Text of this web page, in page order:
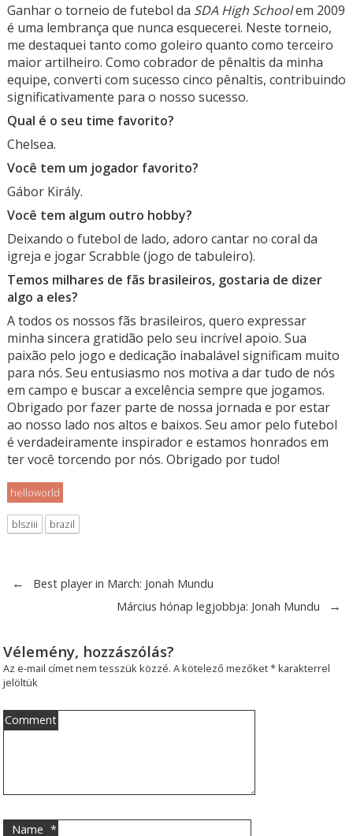
Ganhar o torneio de futebol da SDA High Schoolem 2009
é uma lembrança que nunca esquecerei. Neste torneio,
me destaquei tanto como goleiro quanto como terceiro
maior artilheiro. Como cobrador de pênaltis da minha
equipe, converti com sucesso cinco pênaltis, contribuindo
significativamente para o nosso sucesso.
Qual é o seu time favorito?
Chelsea.
Você tem um jogador favorito?
Gábor Király.
Você tem algum outro hobby?
Deixando o futebol de lado, adoro cantar no coral da
igreja e jogar Scrabble (jogo de tabuleiro).
Temos milhares de fãs brasileiros, gostaria de dizer
algo a eles?
A todos os nossos fãs brasileiros, quero expressar
minha sincera gratidão pelo seu incrível apoio. Sua
paixão pelo jogo e dedicação inabalável significam muito
para nós. Seu entusiasmo nos motiva a dar tudo de nós
em campo e buscar a excelência sempre que jogamos.
Obrigado por fazer parte de nossa jornada e por estar
ao nosso lado nos altos e baixos. Seu amor pelo futebol
é verdadeiramente inspirador e estamos honrados em
ter você torcendo por nós. Obrigado por tudo!
helloworld
blsziii brazil
←
Best player in March: Jonah Mundu
Március hónap legjobbja: Jonah Mundu
→
Vélemény, hozzászólás?
Az e-mail címet nem tesszük közzé. A kötelező mezőket*karakterrel
jelöltük
Comment
Name *